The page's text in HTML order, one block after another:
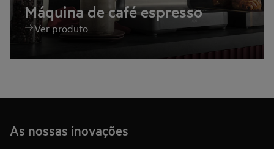
Máquina de café espresso
Ver produto
As nossas inovações